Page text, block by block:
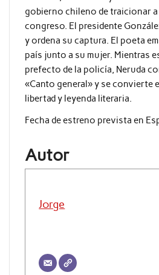
gobierno chileno de traicionar
congreso. El presidente
y ordena su captura. El poeta
país junto a su mujer. Mientras
prefecto de la policía, Neruda
«Canto general» y se convierte
libertad y leyenda literaria.
Fecha de estreno prevista en
Autor
Jorge